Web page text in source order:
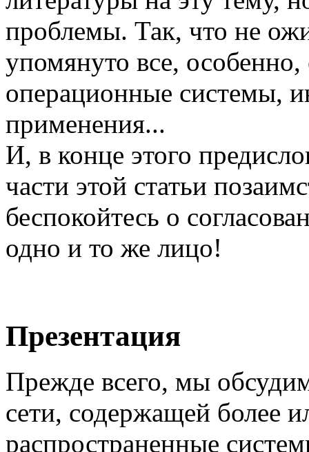
проблемы. Так, что не
упомянуто все,
операционные системы,
применения...
И, в конце этого
части этой статьи
беспокойтесь о
одно и то же лицо!
Презентация
Прежде всего, мы
сети, содержащей более
распространенные